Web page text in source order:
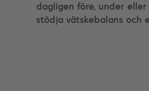
dagligen före, under
stödja vätskebalans och